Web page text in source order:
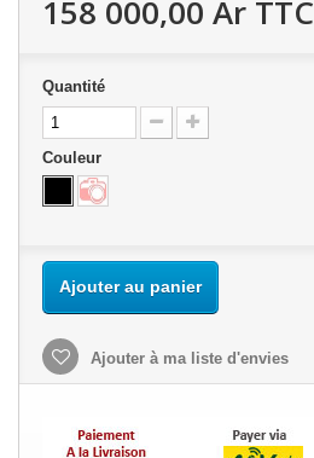
158 000,00 Ar TTC
Quantité
Couleur
Ajouter au panier
Ajouter à ma liste d'envies